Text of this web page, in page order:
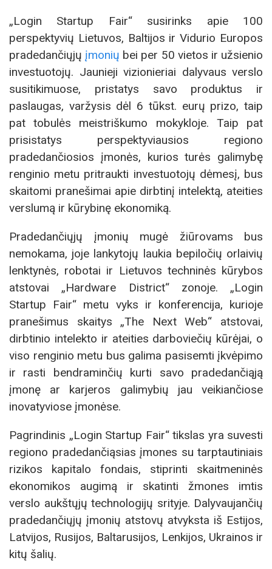
„Login Startup Fair“ susirinks apie 100
perspektyvių Lietuvos, Baltijos ir Vidurio Europos
pradedančiųjų įmonių bei per 50 vietos ir užsienio
investuotojų. Jaunieji vizionieriai dalyvaus verslo
susitikimuose, pristatys savo produktus ir
paslaugas, varžysis dėl 6 tūkst. eurų prizo, taip
pat tobulės meistriškumo mokykloje. Taip pat
prisistatys perspektyviausios regiono
pradedančiosios įmonės, kurios turės galimybę
renginio metu pritraukti investuotojų dėmesį, bus
skaitomi pranešimai apie dirbtinį intelektą, ateities
verslumą ir kūrybinę ekonomiką.
Pradedančiųjų įmonių mugė žiūrovams bus
nemokama, joje lankytojų laukia bepiločių orlaivių
lenktynės, robotai ir Lietuvos techninės kūrybos
atstovai „Hardware District“ zonoje. „Login
Startup Fair“ metu vyks ir konferencija, kurioje
pranešimus skaitys „The Next Web“ atstovai,
dirbtinio intelekto ir ateities darboviečių kūrėjai, o
viso renginio metu bus galima pasisemti įkvėpimo
ir rasti bendraminčių kurti savo pradedančiąją
įmonę ar karjeros galimybių jau veikiančiose
inovatyviose įmonėse.
Pagrindinis „Login Startup Fair“ tikslas yra suvesti
regiono pradedančiąsias įmones su tarptautiniais
rizikos kapitalo fondais, stiprinti skaitmeninės
ekonomikos augimą ir skatinti žmones imtis
verslo aukštųjų technologijų srityje. Dalyvaujančių
pradedančiųjų įmonių atstovų atvyksta iš Estijos,
Latvijos, Rusijos, Baltarusijos, Lenkijos, Ukrainos ir
kitų šalių.